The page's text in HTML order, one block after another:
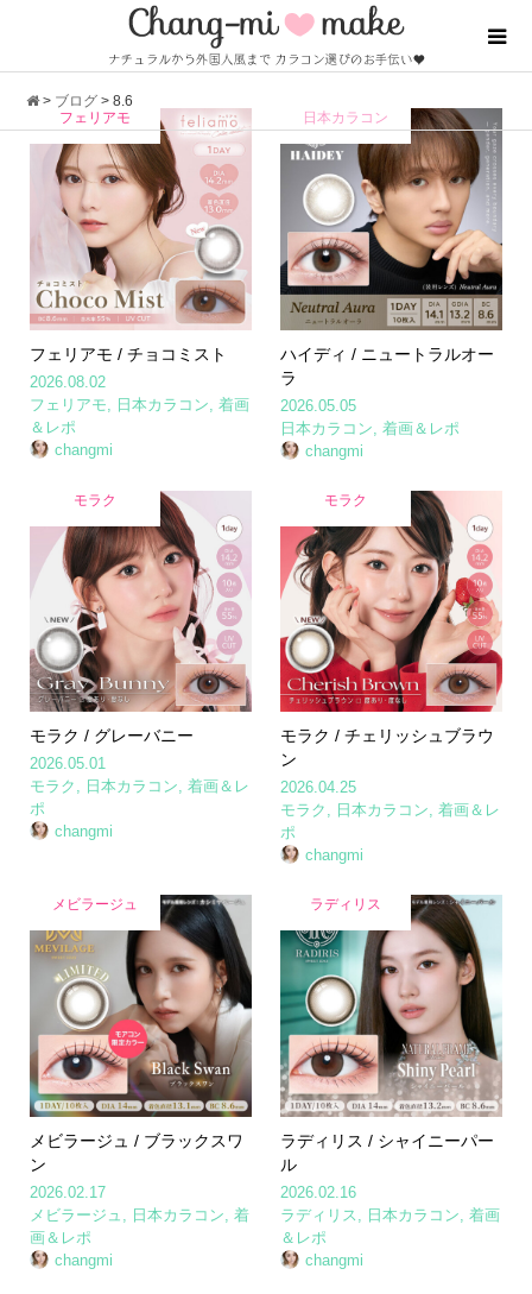
> ブログ >8.6
フェリアモ
フェリアモ / チョコミスト
2026.08.02
フェリアモ
日本カラコン 着画
＆レポ
changmi
日本カラコン
ハイディ / ニュートラルオー
ラ
2026.05.05
日本カラコン ,着画＆レポ
changmi
モラク
モラク / グレーバニー
2026.05.01
モラク , 日本カラコン, 着画＆レ
ポ
changmi
モラク
モラク / チェリッシュブラウ
ン
2026.04.25
モラク , 日本カラコン,着画＆レ
ポ
changmi
メビラージュ
メビラージュ / ブラックスワ
ン
2026.02.17
メビラージュ
日本カラコン 着
画＆レポ
changmi
ラディリス
ラディリス / シャイニーパー
ル
2026.02.16
ラディリス
日本カラコン ,着画
＆レポ
changmi